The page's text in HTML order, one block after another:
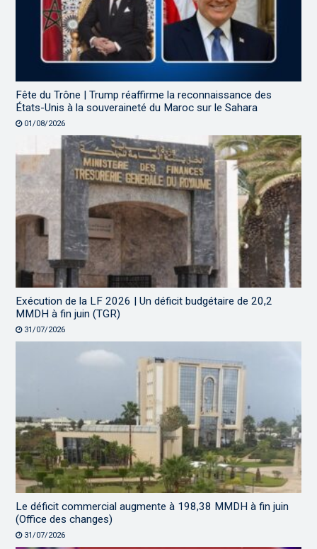
Fête du Trône | Trump réaffirme la reconnaissance des
États-Unis à la souveraineté du Maroc sur le Sahara
01/08/2026
Exécution de la LF 2026 | Un déficit budgétaire de 20,2
MMDH à fin juin (TGR)
31/07/2026
Le déficit commercial augmente à 198,38 MMDH à fin juin
(Office des changes)
31/07/2026